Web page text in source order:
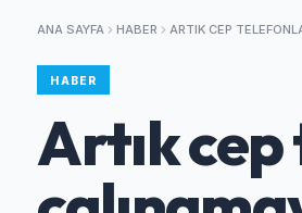
ANA SAYFA HABER ARTIK CEP
HABER
Artık